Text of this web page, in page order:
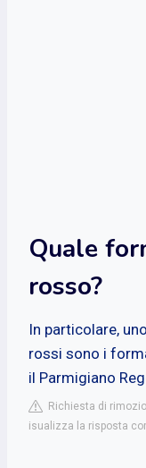
Quale
rosso?
In particolare,
rossi sono i
il Parmigiano
Richiesta di
isualizza la risposta